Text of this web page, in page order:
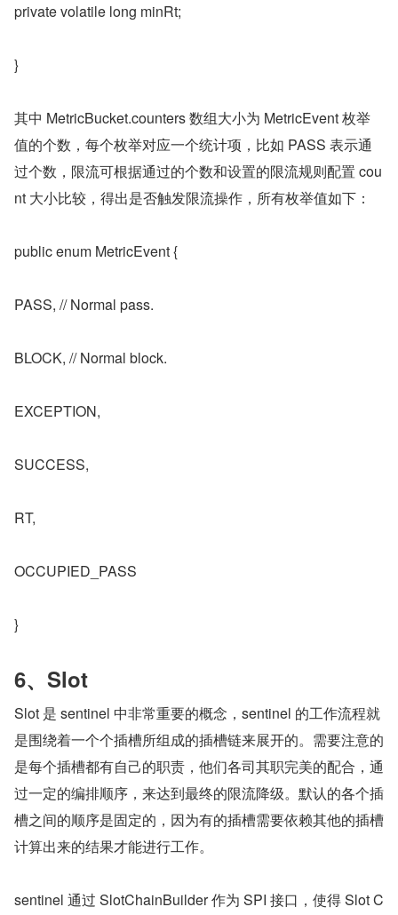
private volatile long minRt;
}
其中 MetricBucket.counters 数组大小为 MetricEvent 枚举
值的个数，每个枚举对应一个统计项，比如 PASS 表示通
过个数，限流可根据通过的个数和设置的限流规则配置 cou
nt 大小比较，得出是否触发限流操作，所有枚举值如下：
public enum MetricEvent {
PASS, // Normal pass.
BLOCK, // Normal block.
EXCEPTION,
SUCCESS,
RT,
OCCUPIED_PASS
}
6、Slot
Slot 是 sentinel 中非常重要的概念，sentinel 的工作流程就
是围绕着一个个插槽所组成的插槽链来展开的。需要注意的
是每个插槽都有自己的职责，他们各司其职完美的配合，通
过一定的编排顺序，来达到最终的限流降级。默认的各个插
槽之间的顺序是固定的，因为有的插槽需要依赖其他的插槽
计算出来的结果才能进行工作。
sentinel 通过 SlotChainBuilder 作为 SPI 接口，使得 Slot C